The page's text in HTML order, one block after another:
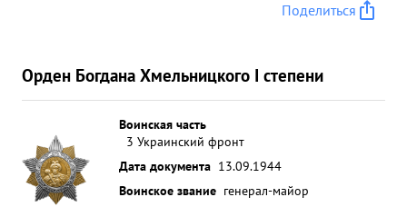
Поделиться
Орден Богдана Хмельницкого I степени
Воинская часть
3 Украинский фронт
Дата документа 13.09.1944
Воинское звание генерал-майор